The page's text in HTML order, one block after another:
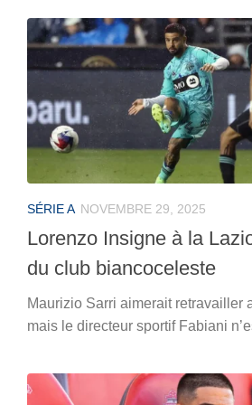
SÉRIE A NOVEMBRE 29, 2025
Lorenzo Insigne à la
du club biancoceleste
Maurizio Sarri aimerait retravailler
mais le directeur sportif Fabiani